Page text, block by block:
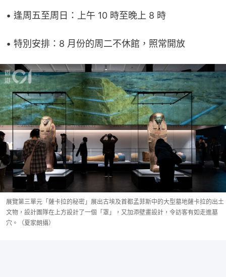
• 逢周五至周日：上午 10 時至晚上 8 時
• 特別安排：8 月份的周二不休館，照常開放
展覽第三單元「薩卡拉的秘密」展出古埃及首都孟菲斯中的大型墓地薩卡拉的出土
文物，設計團隊在上方設計了一個「罩」，又加添壁畫設計，令訪客有如走進墓
穴。（夏家朗攝）